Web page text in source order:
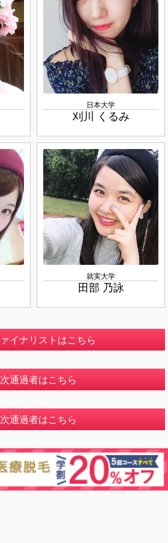
日本大学
刈川 くるみ
就実大学
田部 乃詠
イナリストはこちら
通過者はこちら
通過者はこちら